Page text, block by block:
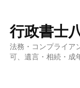
コ
ン
テ
行政書士
法務・コンプライア
可、遺言・相続・成